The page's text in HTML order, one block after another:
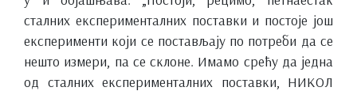
сталних експерименталних поставки и постоје још
експерименти који се постављају по потреби да се
нешто измери, па се склоне. Имамо срећу да једна
од сталних експерименталних поставки, НИКОЛ